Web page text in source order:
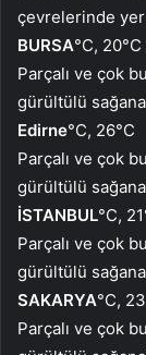
çevrelerinde
BURSA°C, 20°C
Parçalı ve çok
gürültülü
Edirne°C, 26°C
Parçalı ve çok
gürültülü
İSTANBUL°C,
Parçalı ve çok
gürültülü
SAKARYA°C,
Parçalı ve çok